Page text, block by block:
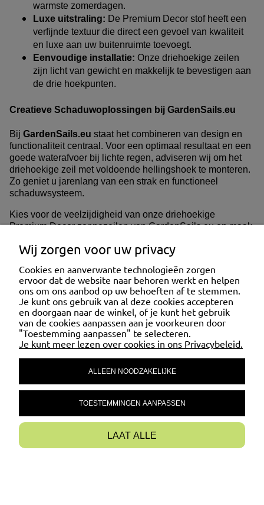
warmste zomerdagen.
Luxe uitstraling: De Premium Decor stof heeft een
verfijnde textuur die direct een gevoel van kwaliteit
en luxe aan uw buitenruimte toevoegt.
Eenvoudige installatie: Onze driehoekige zeilen
zijn licht van gewicht en makkelijk te bevestigen aan
de drie hoekpunten.
Creatieve Schaduwoplossingen bij GardenSails.eu
Bij GardenSails.eu staat het combineren van design en
functionaliteit centraal. Voor een optimaal resultaat en een
goede waterafvoer bij lichte regen, adviseren wij om het
driehoekige zeil met voldoende hellingshoek te monteren.
Zo geniet u jarenlang van een strak en functioneel
schaduwsysteem.
Kies voor de veelzijdigheid van onze driehoekige
Premium Decor zonnezeilen van GardenSails.eu en maak
weersomstandigheden.
KLANTENSERVICE
MIJN ACCOUNT
VEEL GESTELDE VRAGEN
CONTACT
Wij zorgen voor uw privacy
Cookies en aanverwante technologieën zorgen
ervoor dat de website naar behoren werkt en helpen
ons om ons aanbod op uw behoeften af te stemmen.
Je kunt ons gebruik van al deze cookies accepteren
en doorgaan naar de winkel, of je kunt het gebruik
van de cookies aanpassen aan je voorkeuren door
"Toestemming aanpassen" te selecteren.
Je kunt meer lezen over cookies in ons Privacybeleid.
ALLEEN NOODZAKELIJKE
TOESTEMMINGEN AANPASSEN
LAAT ALLE